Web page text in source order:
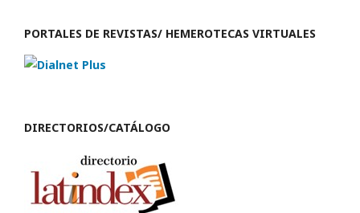
PORTALES DE REVISTAS/ HEMEROTECAS VIRTUALES
DIRECTORIOS/CATÁLOGO